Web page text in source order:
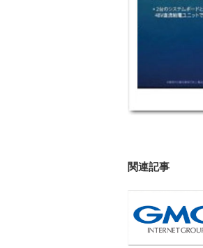
関連記事